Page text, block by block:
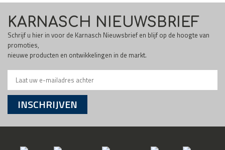
KARNASCH NIEUWSBRIEF
Schrijf u hier in voor de Karnasch Nieuwsbrief en blijf op de hoogte van
promoties,
nieuwe producten en ontwikkelingen in de markt.
INSCHRIJVEN